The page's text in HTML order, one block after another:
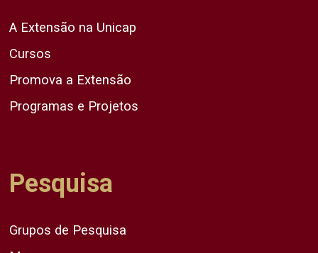
A Extensão na Unicap
Cursos
Promova a Extensão
Programas e Projetos
Pesquisa
Grupos de Pesquisa